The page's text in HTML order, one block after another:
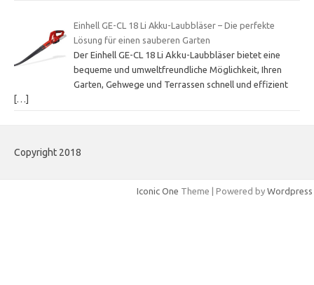
Einhell GE-CL 18 Li Akku-Laubbläser – Die perfekte
Lösung für einen sauberen Garten
Der Einhell GE-CL 18 Li Akku-Laubbläser bietet eine
bequeme und umweltfreundliche Möglichkeit, Ihren
Garten, Gehwege und Terrassen schnell und effizient
[…]
Copyright 2018
Iconic One Theme | Powered by Wordpress